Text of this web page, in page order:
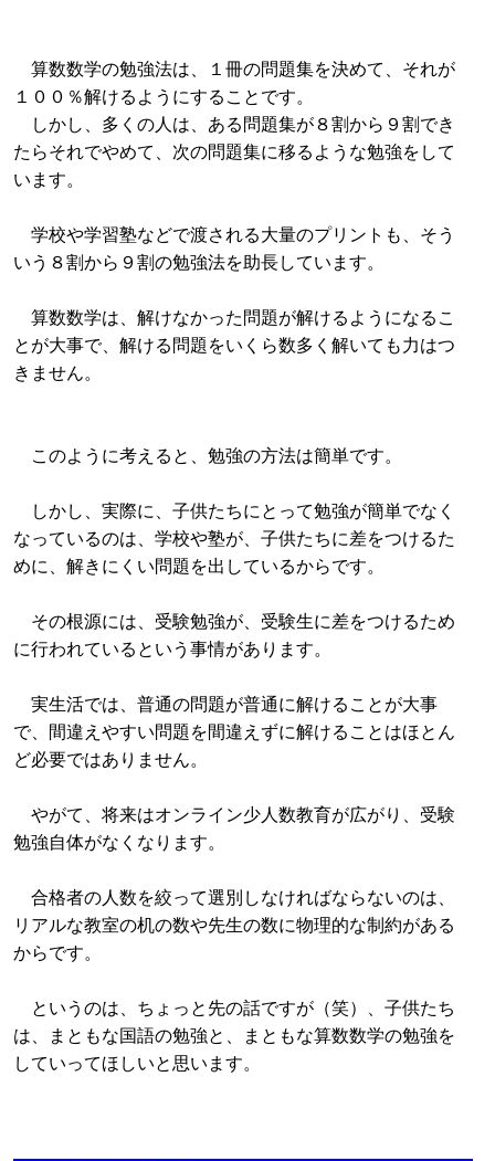
算数数学の勉強法は、１冊の問題集を決めて、それが
１００％解けるようにすることです。
しかし、多くの人は、ある問題集が８割から９割でき
たらそれでやめて、次の問題集に移るような勉強をして
います。
学校や学習塾などで渡される大量のプリントも、そう
いう８割から９割の勉強法を助長しています。
算数数学は、解けなかった問題が解けるようになるこ
とが大事で、解ける問題をいくら数多く解いても力はつ
きません。
このように考えると、勉強の方法は簡単です。
しかし、実際に、子供たちにとって勉強が簡単でなく
なっているのは、学校や塾が、子供たちに差をつけるた
めに、解きにくい問題を出しているからです。
その根源には、受験勉強が、受験生に差をつけるため
に行われているという事情があります。
実生活では、普通の問題が普通に解けることが大事
で、間違えやすい問題を間違えずに解けることはほとん
ど必要ではありません。
やがて、将来はオンライン少人数教育が広がり、受験
勉強自体がなくなります。
合格者の人数を絞って選別しなければならないのは、
リアルな教室の机の数や先生の数に物理的な制約がある
からです。
というのは、ちょっと先の話ですが（笑）、子供たち
は、まともな国語の勉強と、まともな算数数学の勉強を
していってほしいと思います。